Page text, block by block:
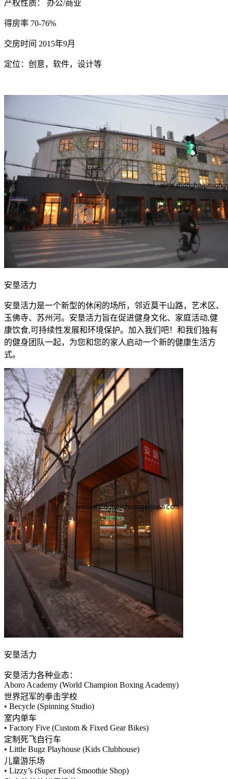
产权性质： 办公/商业
得房率 70-76%
交房时间 2015年9月
定位：创意，软件，设计等
安垦活力
安垦活力是一个新型的休闲的场所，邻近莫干山路，艺术区、
玉佛寺、苏州河。安垦活力旨在促进健身文化、家庭活动,健
康饮食,可持续性发展和环境保护。加入我们吧！和我们独有
的健身团队一起，为您和您的家人启动一个新的健康生活方
式。
安垦活力
安垦活力各种业态：
Aboro Academy (World Champion Boxing Academy)
世界冠军的拳击学校
• Becycle (Spinning Studio)
室内单车
• Factory Five (Custom & Fixed Gear Bikes)
定制死飞自行车
• Little Bugz Playhouse (Kids Clubhouse)
儿童游乐场
• Lizzy’s (Super Food Smoothie Shop)